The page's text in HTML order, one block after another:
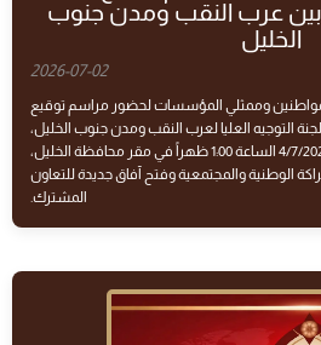
بين عرب النقب ومدن جنوب
الخليل
2026-07-02
وممثلي المؤسسات لحضور مراسم توقيع
التوجيه العليا لعرب النقب ومدن جنوب الخليل،
وذلك يوم السبت الموافق 4/7/2026 الساعة 1:00 ظهراً في مقر محافظة الخليل،
الوطنية والمجتمعية وفتح آفاق جديدة للتعاون
المشترك.